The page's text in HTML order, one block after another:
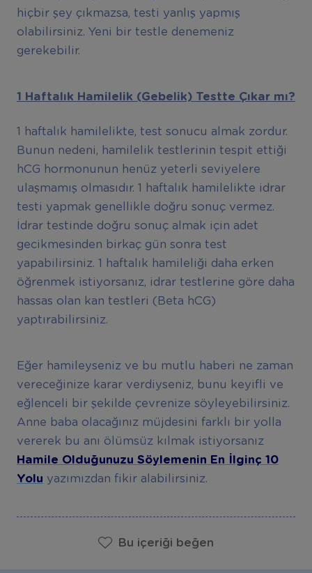
hiçbir şey çıkmazsa, testi yanlış yapmış
olabilirsiniz. Yeni bir testle denemeniz
gerekebilir.
1 Haftalık Hamilelik (Gebelik) Testte Çıkar mı?
1 haftalık hamilelikte, test sonucu almak zordur.
Bunun nedeni, hamilelik testlerinin tespit ettiği
hCG hormonunun henüz yeterli seviyelere
ulaşmamış olmasıdır. 1 haftalık hamilelikte idrar
testi yapmak genellikle doğru sonuç vermez.
İdrar testinde doğru sonuç almak için adet
gecikmesinden birkaç gün sonra test
yapabilirsiniz. 1 haftalık hamileliği daha erken
öğrenmek istiyorsanız, idrar testlerine göre daha
hassas olan kan testleri (Beta hCG)
yaptırabilirsiniz.
Eğer hamileyseniz ve bu mutlu haberi ne zaman
vereceğinize karar verdiyseniz, bunu keyifli ve
eğlenceli bir şekilde çevrenize söyleyebilirsiniz.
Anne baba olacağınız müjdesini farklı bir yolla
vererek bu anı ölümsüz kılmak istiyorsanız
Hamile Olduğunuzu Söylemenin En İlginç 10
Yolu yazımızdan fikir alabilirsiniz.
Bu içeriği beğen